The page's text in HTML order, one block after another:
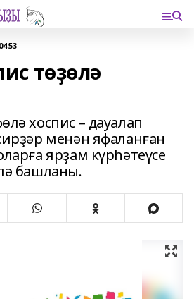
төҙөлә
хоспис – дауалап
менән яфаланған
ярҙам күрһәтеүсе
башланы.